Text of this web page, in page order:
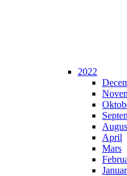
2022
April
Mars